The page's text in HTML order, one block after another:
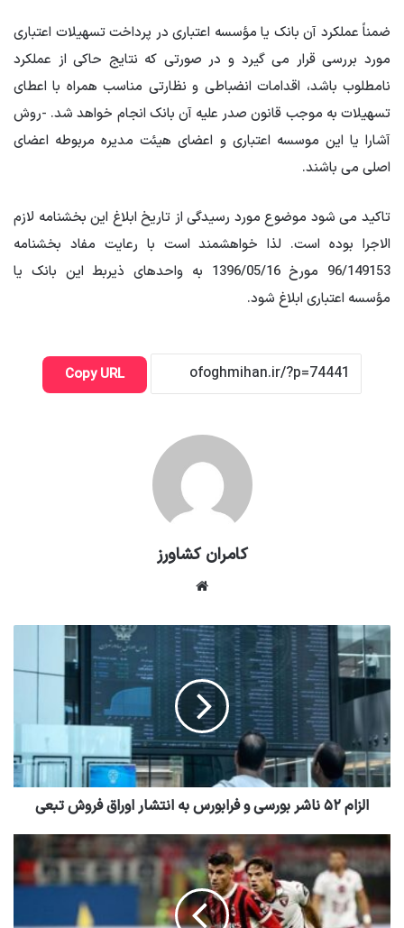
ضمناً عملکرد آن بانک یا مؤسسه اعتباری در پرداخت تسهیلات اعتباری
مورد بررسی قرار می گیرد و در صورتی که نتایج حاکی از عملکرد
نامطلوب باشد، اقدامات انضباطی و نظارتی مناسب همراه با اعطای
تسهیلات به موجب قانون صدر علیه آن بانک انجام خواهد شد. -روش
آشارا یا این موسسه اعتباری و اعضای هیئت مدیره مربوطه اعضای
اصلی می باشند.
تاکید می شود موضوع مورد رسیدگی از تاریخ ابلاغ این بخشنامه لازم
الاجرا بوده است. لذا خواهشمند است با رعایت مفاد بخشنامه
96/149153 مورخ 1396/05/16 به واحدهای ذیربط این بانک یا
مؤسسه اعتباری ابلاغ شود.
Copy URL
کامران کشاورز
الزام ۵۲ ناشر بورسی و فرابورس به انتشار اوراق فروش تبعی